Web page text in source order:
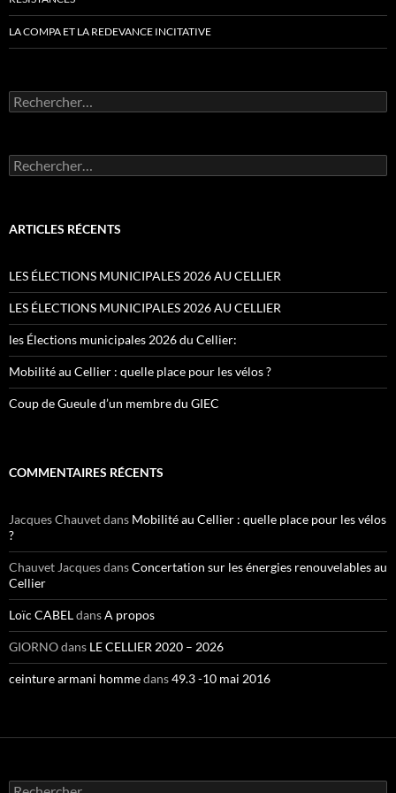
LA COMPA ET LA REDEVANCE INCITATIVE
Rechercher :
Rechercher :
ARTICLES RÉCENTS
LES ÉLECTIONS MUNICIPALES 2026 AU CELLIER
LES ÉLECTIONS MUNICIPALES 2026 AU CELLIER
les Élections municipales 2026 du Cellier:
Mobilité au Cellier : quelle place pour les vélos ?
Coup de Gueule d’un membre du GIEC
COMMENTAIRES RÉCENTS
Jacques Chauvetdans Mobilité au Cellier : quelle place pour les vélos
?
Chauvet JacquesdansConcertation sur les énergies renouvelables au
Cellier
Loïc CABELdansA propos
GIORNOdans LE CELLIER 2020 – 2026
ceinture armani hommedans49.3 -10 mai 2016
Rechercher :